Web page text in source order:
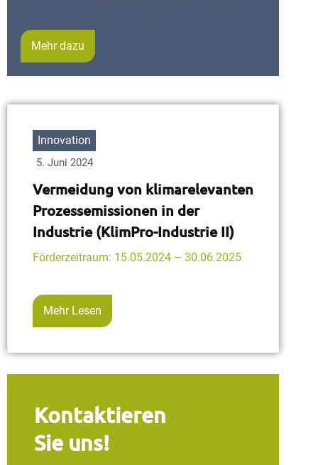
Mehr dazu
Innovation
5. Juni 2024
Vermeidung von klimarelevanten
Prozessemissionen in der
Industrie (KlimPro-Industrie II)
Förderzeitraum: 15.05.2024 – 30.06.2025
Mehr Lesen
Kontaktieren
Sie uns!